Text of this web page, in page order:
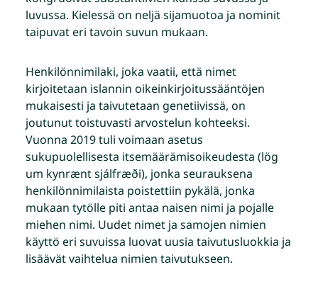
luvussa. Kielessä on neljä sijamuotoa ja nominit
taipuvat eri tavoin suvun mukaan.
Henkilönnimilaki, joka vaatii, että nimet
kirjoitetaan islannin oikeinkirjoitussääntöjen
mukaisesti ja taivutetaan genetiivissä, on
joutunut toistuvasti arvostelun kohteeksi.
Vuonna 2019 tuli voimaan asetus
sukupuolellisesta itsemäärämisoikeudesta (lög
um kynrænt sjálfræði), jonka seurauksena
henkilönnimilaista poistettiin pykälä, jonka
mukaan tytölle piti antaa naisen nimi ja pojalle
miehen nimi. Uudet nimet ja samojen nimien
käyttö eri suvuissa luovat uusia taivutusluokkia ja
lisäävät vaihtelua nimien taivutukseen.